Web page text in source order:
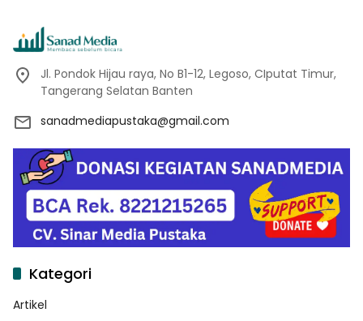
Jl. Pondok Hijau raya, No B1-12, Legoso, CIputat Timur,
Tangerang Selatan Banten
sanadmediapustaka@gmail.com
Kategori
Artikel